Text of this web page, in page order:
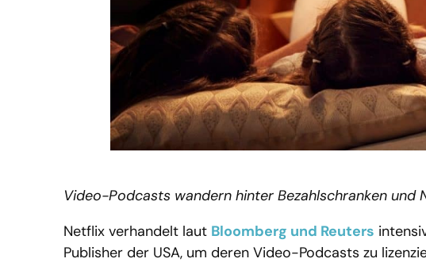
Video-Podcasts wandern hinter Bezahlschranken und
Netflix verhandelt laut Bloomberg und Reuters
Publisher der USA, um deren Video-Podcasts zu